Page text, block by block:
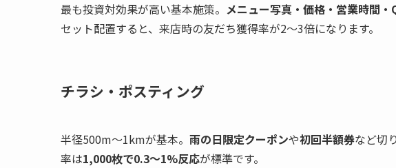
最も投資対効果が高い基本施策。 メニュー写真・価格・営業時間・
セット配置すると、来店時の友だち獲得率が2〜3倍になります。
チラシ・ポスティング
半径500m〜1kmが基本。 雨の日限定クーポンや初回半額券など切
率は1,000枚で0.3〜1%反応が標準です。